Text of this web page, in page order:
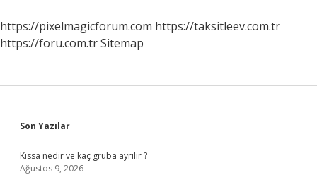
https://pixelmagicforum.com https://taksitleev.com.tr
https://foru.com.trSitemap
Sidebar
Son Yazılar
Kıssa nedir ve kaç gruba ayrılır ?
Ağustos 9, 2026